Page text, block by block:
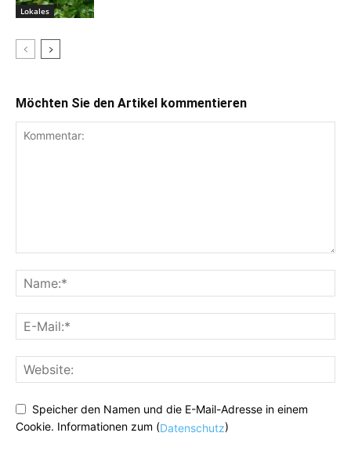
Lokales
Möchten Sie den Artikel kommentieren
Speicher den Namen und die E-Mail-Adresse in einem
Cookie. Informationen zum (Datenschutz)